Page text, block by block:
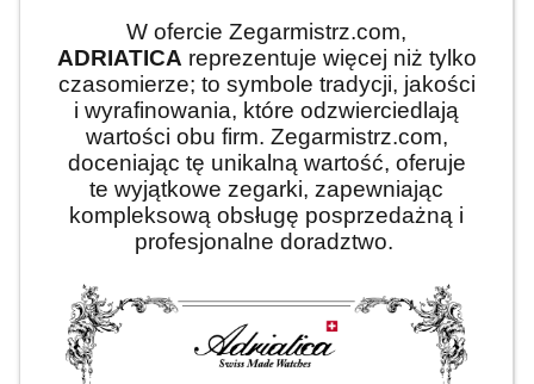
W ofercie Zegarmistrz.com,
ADRIATICA reprezentuje więcej niż tylko
czasomierze; to symbole tradycji, jakości
i wyrafinowania, które odzwierciedlają
wartości obu firm. Zegarmistrz.com,
doceniając tę unikalną wartość, oferuje
te wyjątkowe zegarki, zapewniając
kompleksową obsługę posprzedażną i
profesjonalne doradztwo.